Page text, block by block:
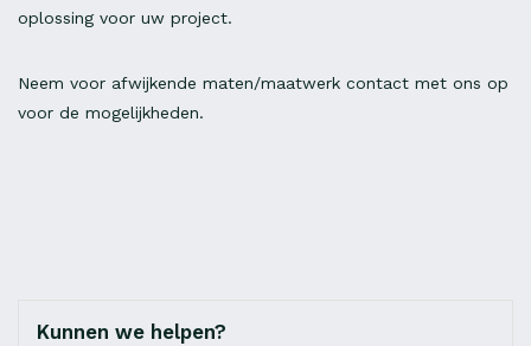
oplossing voor uw project.
Neem voor afwijkende maten/maatwerk contact met ons op
voor de mogelijkheden.
Kunnen we helpen?